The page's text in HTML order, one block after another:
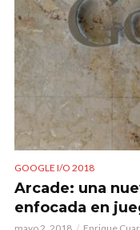
GOOGLE I/O 2018
Arcade: una
enfocada en